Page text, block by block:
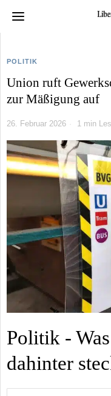
POLITIK
Union ruft
zur Mäßigung auf
26. Februar 2026 1 min
Politik -
dahinter